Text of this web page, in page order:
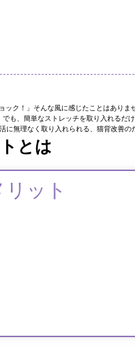
ク！」そんな風に感じたことはあり
も、簡単なストレッチを取り入れるだ
に無理なく取り入れられる、猫背改善の
とは
ット